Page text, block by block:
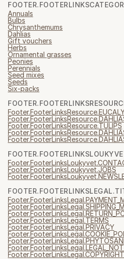
Annuals
Bulbs
Chrysanthemums
Dahlias
Gift vouchers
Herbs
Ornamental grasses
Peonies
Perennials
Seed mixes
Seeds
Six-packs
Footer.FooterLinksResource.TULIPS
Footer.FooterLinksLoukyvet.JOBS
Footer.FooterLinksLegal.TERMS
Footer.FooterLinksLegal.PRIVACY
Footer.FooterLinksLegal.COPYRIGHT